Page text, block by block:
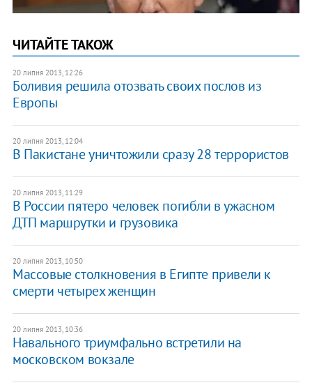
ЧИТАЙТЕ ТАКОЖ
20 липня 2013, 12:26
Боливия решила отозвать своих послов из
Европы
20 липня 2013, 12:04
В Пакистане уничтожили сразу 28 террористов
20 липня 2013, 11:29
В России пятеро человек погибли в ужасном
ДТП маршрутки и грузовика
20 липня 2013, 10:50
Массовые столкновения в Египте привели к
смерти четырех женщин
20 липня 2013, 10:36
Навального триумфально встретили на
московском вокзале